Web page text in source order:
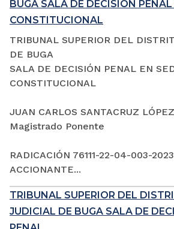
BUGA SALA DE DECISIÓN PENAL
CONSTITUCIONAL
TRIBUNAL SUPERIOR DEL
DE BUGA
SALA DE DECISIÓN PENAL EN
CONSTITUCIONAL
JUAN CARLOS SANTACRUZ LÓPEZ
Magistrado Ponente
RADICACIÓN 76111-22-04-003-
ACCIONANTE...
TRIBUNAL SUPERIOR DEL
JUDICIAL DE BUGA SALA DE